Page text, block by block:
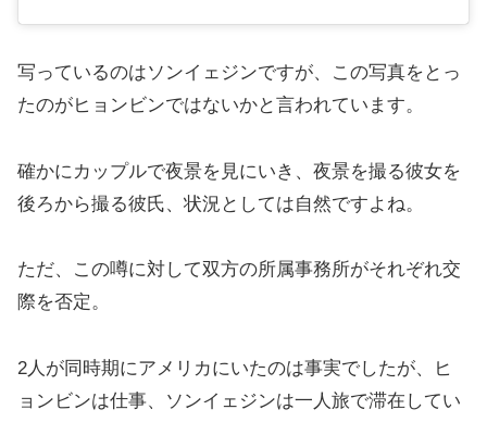
写っているのはソンイェジンですが、この写真をとっ
たのがヒョンビンではないかと言われています。
確かにカップルで夜景を見にいき、夜景を撮る彼女を
後ろから撮る彼氏、状況としては自然ですよね。
ただ、この噂に対して双方の所属事務所がそれぞれ交
際を否定。
2人が同時期にアメリカにいたのは事実でしたが、ヒ
ョンビンは仕事、ソンイェジンは一人旅で滞在してい